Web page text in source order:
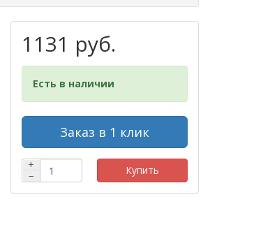
1131 руб.
Есть в наличии
Заказ в 1 клик
+
−
Купить